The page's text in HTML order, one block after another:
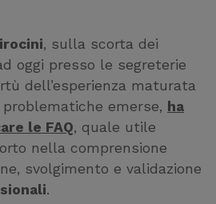
, sulla scorta dei
oggi presso le segreterie
dell’esperienza maturata
emerse, ha
le FAQ, quale utile
nella comprensione
svolgimento e validazione
.